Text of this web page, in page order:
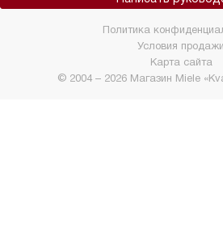
© 2004 – 2026 Магазин Miele
Политика
Условия продажи
Карта сайта